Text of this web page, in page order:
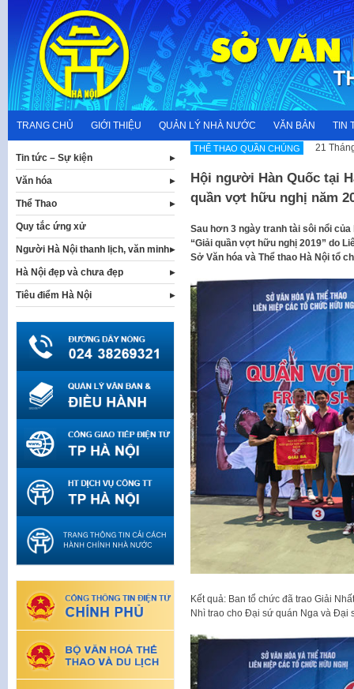
content
TRANG CHỦ GIỚI THIỆU QUẢN LÝ NHÀ NƯỚC VĂN BẢN TIN
THỂ THAO QUẦN CHÚNG 21
Hội người Hàn Quốc tại
quần vợt hữu nghị năm
Sau hơn 3 ngày tranh tài sôi nổi
“Giải quần vợt hữu nghị 2019” do
Sở Văn hóa và Thể thao Hà Nội tổ
Kết quả: Ban tổ chức đã trao Giải
Nhì trao cho Đại sứ quán Nga và Đại
Tin tức – Sự kiện
Văn hóa
Thể Thao
Quy tắc ứng xử
Người Hà Nội thanh lịch, văn minh
Hà Nội đẹp và chưa đẹp
Tiêu điểm Hà Nội